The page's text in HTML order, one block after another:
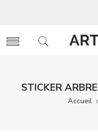
STICKER
Accueil